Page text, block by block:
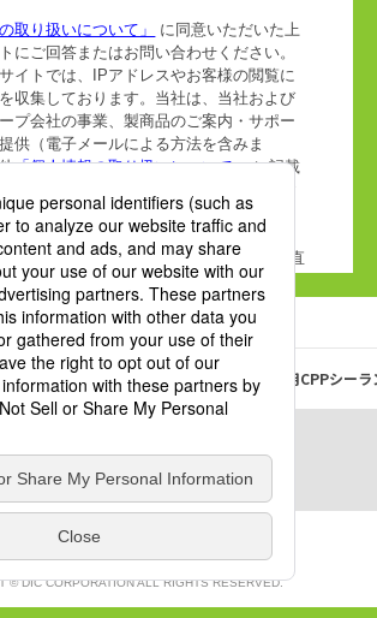
ルパッケージングサイト 超音波シール用CPPシー
ェア：
© DIC CORPORATION ALL RIGHTS RESERVED.